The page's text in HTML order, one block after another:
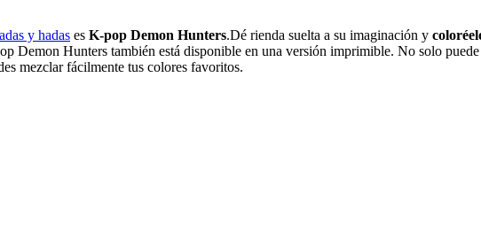
y hadas es K-pop Demon Hunters.Dé rienda suelta a su imaginación y
Demon Hunters también está disponible en una versión imprimible. No solo
mezclar fácilmente tus colores favoritos.